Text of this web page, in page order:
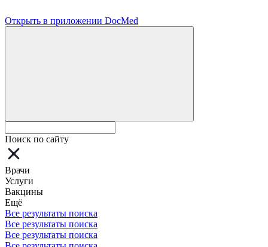
Открыть в приложении DocMed
Поиск по сайту
Врачи
Услуги
Вакцины
Ещё
Все результаты поиска
Все результаты поиска
Все результаты поиска